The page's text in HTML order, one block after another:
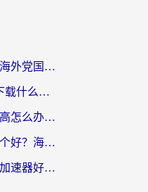
德国怎么玩最强祖师？海外党国服游戏加速器选择全攻略（附宝可梦Online实测）
在国外玩QQ飞车需要下载什么加速器呢？海外党亲测有效的国服游戏加速指南
雪糕工厂国外玩延迟很高怎么办？海外玩家国服游戏加速终极攻略（附实测推荐）
打江南百景图加速器哪个好？海外党踩坑N次后，终于找到不卡的秘诀
非洲玩装甲战争用什么加速器好？海外党亲测有效的国服游戏加速方案